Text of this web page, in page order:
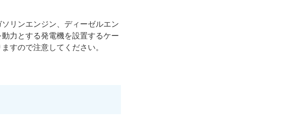
リンエンジン、ディーゼルエン
力とする発電機を設置するケー
すので注意してください。